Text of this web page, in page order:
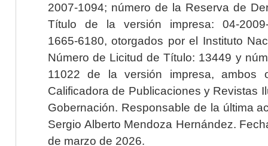
2007-1094; número de la Reserva de
Título de la versión impresa: 04-2009-
1665-6180, otorgados por el Instituto
Número de Licitud de Título: 13449 y
11022 de la versión impresa, ambos
Calificadora de Publicaciones y Revistas
Gobernación. Responsable de la última
Sergio Alberto Mendoza Hernández.
de marzo de 2026.